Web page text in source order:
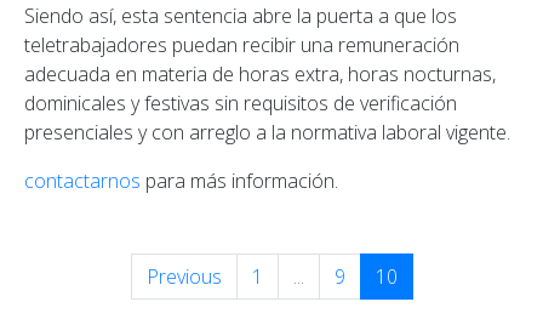
Siendo así, esta sentencia abre la puerta a que los
teletrabajadores puedan recibir una remuneración
adecuada en materia de horas extra, horas nocturnas,
dominicales y festivas sin requisitos de verificación
presenciales y con arreglo a la normativa laboral vigente.
contactarnos para más información.
Previous 1 ... 9 10